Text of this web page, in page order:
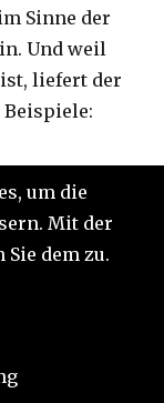
Sinne der
Und weil
liefert der
Beispiele:
um die
Mit der
dem zu.